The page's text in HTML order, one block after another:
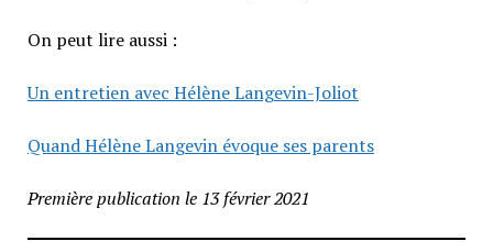
On peut lire aussi :
Un entretien avec Hélène Langevin-Joliot
Quand Hélène Langevin évoque ses parents
Première publication le 13 février 2021